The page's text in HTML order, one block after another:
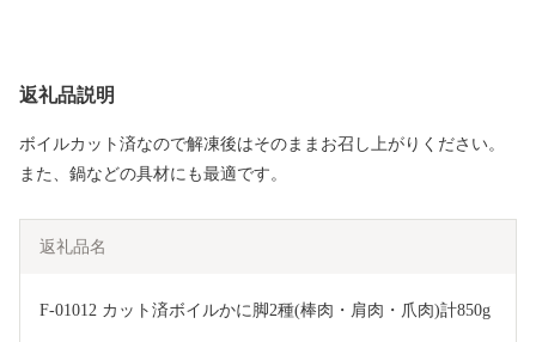
返礼品説明
ボイルカット済なので解凍後はそのままお召し上がりください。
また、鍋などの具材にも最適です。
返礼品名
F-01012 カット済ボイルかに脚2種(棒肉・肩肉・爪肉)計850g